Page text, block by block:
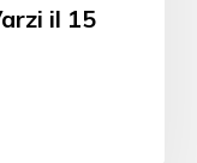
il 15